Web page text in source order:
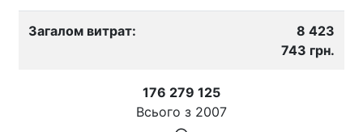
Загалом витрат:
8 423
743 грн.
176 279 125
Всього з 2007